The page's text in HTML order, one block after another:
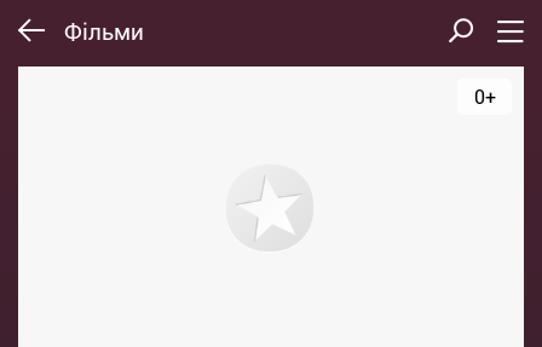
Фільми
0+